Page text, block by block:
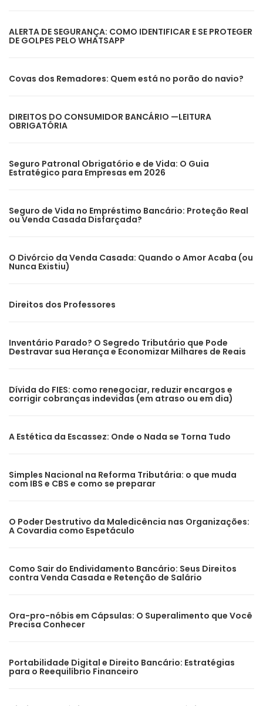
ALERTA DE SEGURANÇA: COMO IDENTIFICAR E SE PROTEGER
DE GOLPES PELO WHATSAPP
Covas dos Remadores: Quem está no porão do navio?
DIREITOS DO CONSUMIDOR BANCÁRIO —LEITURA
OBRIGATÓRIA
Seguro Patronal Obrigatório e de Vida: O Guia
Estratégico para Empresas em 2026
Seguro de Vida no Empréstimo Bancário: Proteção Real
ou Venda Casada Disfarçada?
O Divórcio da Venda Casada: Quando o Amor Acaba (ou
Nunca Existiu)
Direitos dos Professores
Inventário Parado? O Segredo Tributário que Pode
Destravar sua Herança e Economizar Milhares de Reais
Dívida do FIES: como renegociar, reduzir encargos e
corrigir cobranças indevidas (em atraso ou em dia)
A Estética da Escassez: Onde o Nada se Torna Tudo
Simples Nacional na Reforma Tributária: o que muda
com IBS e CBS e como se preparar
O Poder Destrutivo da Maledicência nas Organizações:
A Covardia como Espetáculo
Como Sair do Endividamento Bancário: Seus Direitos
contra Venda Casada e Retenção de Salário
Ora-pro-nóbis em Cápsulas: O Superalimento que Você
Precisa Conhecer
Portabilidade Digital e Direito Bancário: Estratégias
para o Reequilíbrio Financeiro